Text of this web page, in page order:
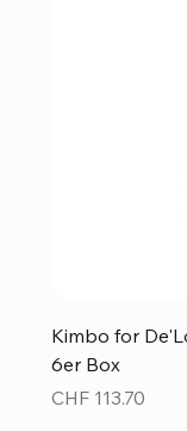
Kimbo for
6er Box
Preis
CHF 113.70